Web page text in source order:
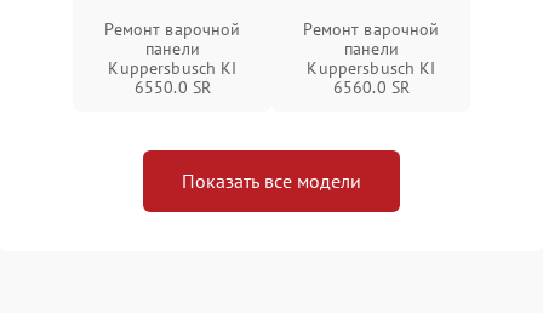
Ремонт варочной
панели
Kuppersbusch KI
6550.0 SR
Ремонт варочной
панели
Kuppersbusch KI
6560.0 SR
Показать все модели